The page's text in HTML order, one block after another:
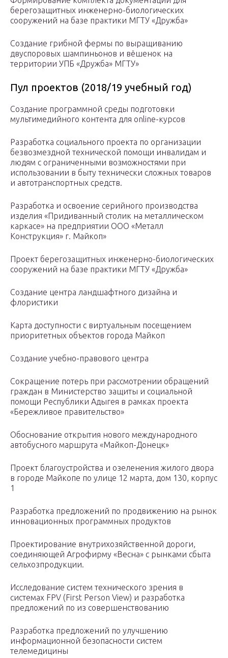
берегозащитных инженерно-биологических
сооружений на базе практики МГТУ «Дружба»
Создание грибной фермы по выращиванию
двуспоровых шампиньонов и вёшенок на
территории УПБ «Дружба» МГТУ»
Пул проектов (2018/19 учебный год)
Создание программной среды подготовки
мультимедийного контента для online-курсов
Разработка социального проекта по организации
безвозмездной технической помощи инвалидам и
людям с ограниченными возможностями при
использовании в быту технически сложных товаров
и автотранспортных средств.
Разработка и освоение серийного производства
изделия «Придиванный столик на металлическом
каркасе» на предприятии ООО «Металл
Конструкция» г. Майкоп»
Проект берегозащитных инженерно-биологических
сооружений на базе практики МГТУ «Дружба»
Создание центра ландшафтного дизайна и
флористики
Карта доступности с виртуальным посещением
приоритетных объектов города Майкоп
Создание учебно-правового центра
Сокращение потерь при рассмотрении обращений
граждан в Министерство защиты и социальной
помощи Республики Адыгея в рамках проекта
«Бережливое правительство»
Обоснование открытия нового международного
автобусного маршрута «Майкоп-Донецк»
Проект благоустройства и озеленения жилого двора
в городе Майкопе по улице 12 марта, дом 130, корпус
1
Разработка предложений по продвижению на рынок
инновационных программных продуктов
Проектирование внутрихозяйственной дороги,
соединяющей Агрофирму «Весна» с рынками сбыта
сельхозпродукции.
Исследование систем технического зрения в
системах FPV (First Person View) и разработка
предложений по из совершенствованию
Разработка предложений по улучшению
информационной безопасности систем
телемедицины